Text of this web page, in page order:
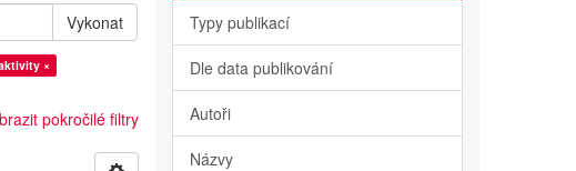
Vykonat
×
pokročilé filtry
Typy publikací
Dle data publikování
Autoři
Názvy